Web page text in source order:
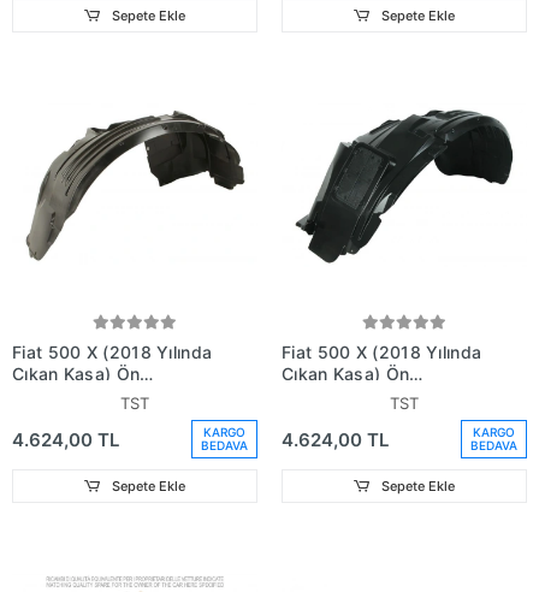
Sepete Ekle Sepete Ekle
Fiat 500 X (2018 Yılında
Çıkan Kasa) Ön
Çamurluk Davlumbazı
Izolasyonlu Sağ (Oem
No: 52038891)
TST
4.624,00 TL
KARGO
BEDAVA
Sepete Ekle
Fiat 500 X (2018 Yılında
Çıkan Kasa) Ön
Çamurluk Davlumbazı
Izolasyonlu Sol (Oem No:
52034208)
TST
4.624,00 TL
KARGO
BEDAVA
Sepete Ekle